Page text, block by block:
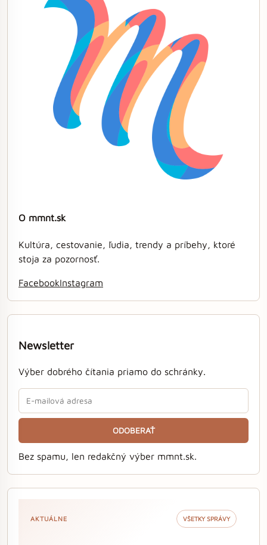
O mmnt.sk
Kultúra, cestovanie, ľudia, trendy a príbehy, ktoré
stoja za pozornosť.
FacebookInstagram
Newsletter
Výber dobrého čítania priamo do schránky.
ODOBERAŤ
Bez spamu, len redakčný výber mmnt.sk.
AKTUÁLNE VŠETKY SPRÁVY